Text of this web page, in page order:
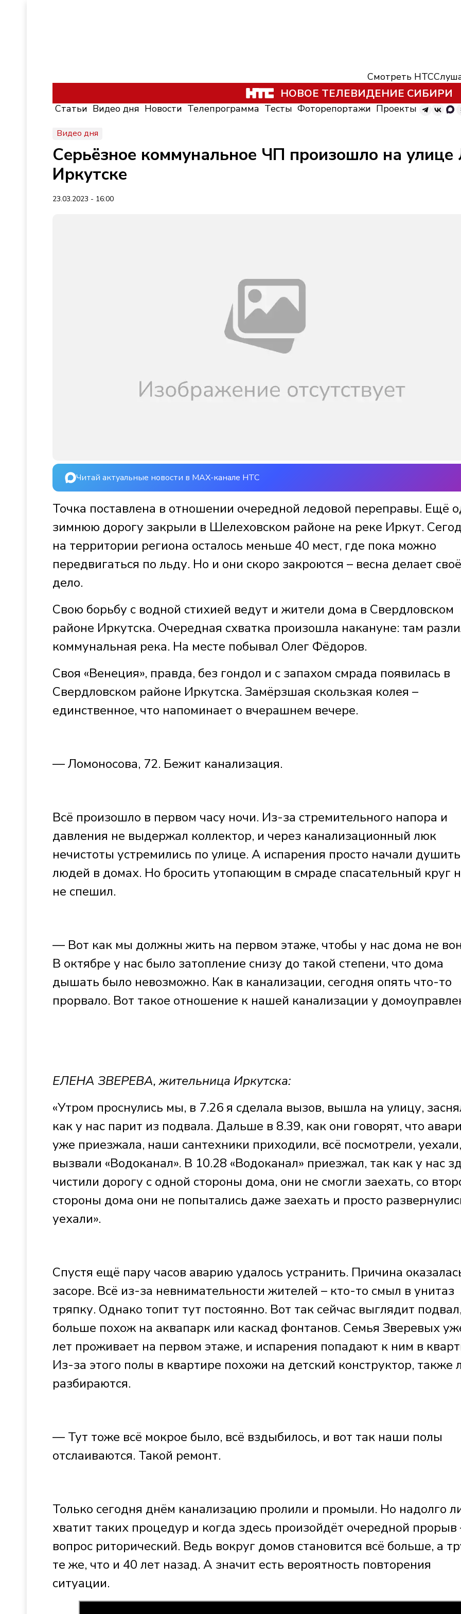
Смотреть НТС
НОВОЕ ТЕЛЕВИДЕНИЕ СИБИРИ
Статьи Видео дня Новости Телепрограмма Тесты Фоторепортажи Проекты
Видео дня
Серьёзное коммунальное ЧП произошло на улице
Иркутске
23.03.2023 - 16:00
Читай актуальные новости в MAX-канале НТС
Точка поставлена в отношении очередной ледовой переправы. Ещё
зимнюю дорогу закрыли в Шелеховском районе на реке Иркут.
на территории региона осталось меньше 40 мест, где пока можно
передвигаться по льду. Но и они скоро закроются – весна делает своё
дело.
Свою борьбу с водной стихией ведут и жители дома в Свердловском
районе Иркутска. Очередная схватка произошла накануне: там
коммунальная река. На месте побывал Олег Фёдоров.
Своя «Венеция», правда, без гондол и с запахом смрада появилась в
Свердловском районе Иркутска. Замёрзшая скользкая колея –
единственное, что напоминает о вчерашнем вечере.
— Ломоносова, 72. Бежит канализация.
Всё произошло в первом часу ночи. Из-за стремительного напора и
давления не выдержал коллектор, и через канализационный люк
нечистоты устремились по улице. А испарения просто начали душить
людей в домах. Но бросить утопающим в смраде спасательный круг
не спешил.
— Вот как мы должны жить на первом этаже, чтобы у нас дома не
В октябре у нас было затопление снизу до такой степени, что дома
дышать было невозможно. Как в канализации, сегодня опять что-то
прорвало. Вот такое отношение к нашей канализации у
ЕЛЕНА ЗВЕРЕВА, жительница Иркутска:
«Утром проснулись мы, в 7.26 я сделала вызов, вышла на улицу,
как у нас парит из подвала. Дальше в 8.39, как они говорят, что
уже приезжала, наши сантехники приходили, всё посмотрели, уехали,
вызвали «Водоканал». В 10.28 «Водоканал» приезжал, так как у нас
чистили дорогу с одной стороны дома, они не смогли заехать, со
стороны дома они не попытались даже заехать и просто
уехали».
Спустя ещё пару часов аварию удалось устранить. Причина
засоре. Всё из-за невнимательности жителей – кто-то смыл в унитаз
тряпку. Однако топит тут постоянно. Вот так сейчас выглядит подвал,
больше похож на аквапарк или каскад фонтанов. Семья Зверевых
лет проживает на первом этаже, и испарения попадают к ним в
Из-за этого полы в квартире похожи на детский конструктор, также
разбираются.
— Тут тоже всё мокрое было, всё вздыбилось, и вот так наши полы
отслаиваются. Такой ремонт.
Только сегодня днём канализацию пролили и промыли. Но надолго
хватит таких процедур и когда здесь произойдёт очередной прорыв
вопрос риторический. Ведь вокруг домов становится всё больше, а
те же, что и 40 лет назад. А значит есть вероятность повторения
ситуации.